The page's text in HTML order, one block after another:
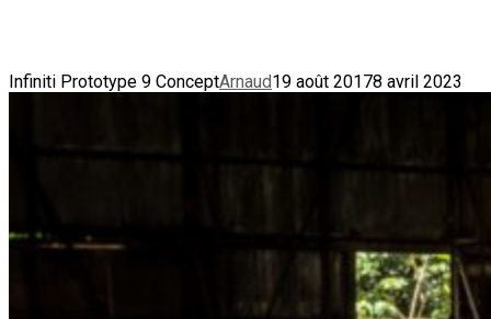
Infiniti Prototype 9 ConceptArnaud19 août 20178 avril 2023